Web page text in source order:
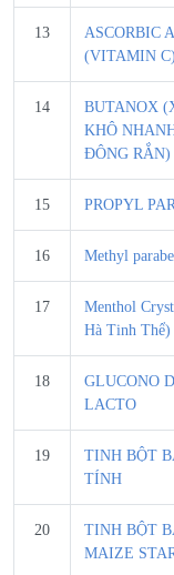
13
ASCORBIC
(VITAMIN C)
14
BUTANOX
KHÔ
ĐÔNG RẮN)
15 PROPYL
16 Methyl
17
Menthol
Hà Tinh Thể)
18
GLUCONO
LACTO
19
TINH BỘT
TÍNH
20
TINH BỘT
MAIZE